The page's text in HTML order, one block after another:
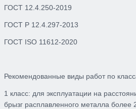
ГОСТ 12.4.250-2019
ГОСТ Р 12.4.297-2013
ГОСТ ISO 11612-2020
Рекомендованные виды работ по
1 класс: для эксплуатации на
брызг расплавленного металла более